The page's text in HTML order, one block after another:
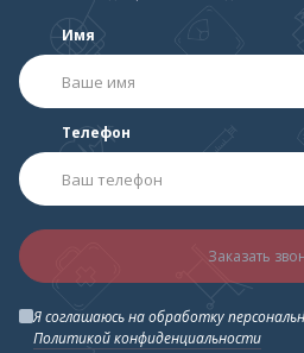
дыхательная, трубка
контроля давления
Размеры мешка
350х200х140 мм
Имя
Телефон
Заказать
Я соглашаюсь на обработку
Политикой конфиденциальности